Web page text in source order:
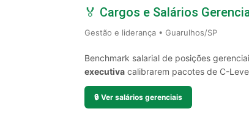
🏅 Cargos e Salários
Gestão e liderança • Guarulhos/SP
Benchmark salarial de posições
executiva calibrarem pacotes de C-
🔒 Ver salários gerenciais